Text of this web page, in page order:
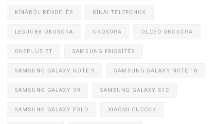
KÍNÁBÓL RENDELÉS KÍNAI TELEFONOK
LEGJOBB OKOSÓRA OKOSÓRA OLCSÓ OKOSÓRA
ONEPLUS 7T SAMSUNG FRISSÍTÉS
SAMSUNG GALAXY NOTE 9 SAMSUNG GALAXY NOTE 10
SAMSUNG GALAXY S9 SAMSUNG GALAXY S10
SAMSUNG GALAXY FOLD XIAOMI CUCCOK